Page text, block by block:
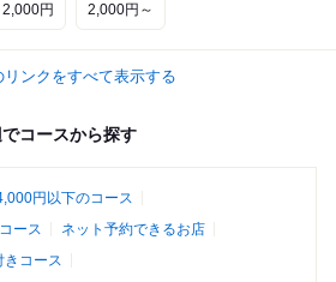
円 2,000円～
リンクをすべて表示する
コースから探す
円以下のコース
ース
ネット予約できるお店
きコース